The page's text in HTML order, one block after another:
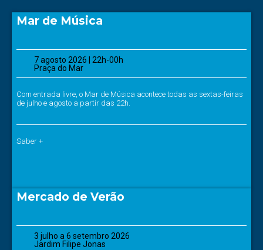
Mar de Música
7 agosto 2026 | 22h-00h
Praça do Mar
Com entrada livre, o Mar de Música acontece todas as sextas-feiras
de julho e agosto a partir das 22h.
Saber +
Mercado de Verão
3 julho a 6 setembro 2026
Jardim Filipe Jonas